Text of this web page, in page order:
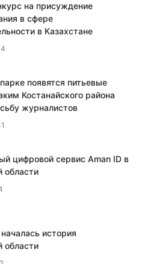
на присуждение
в сфере
в Казахстане
появятся питьевые
Костанайского района
журналистов
цифровой сервис Aman ID в
области
история
области